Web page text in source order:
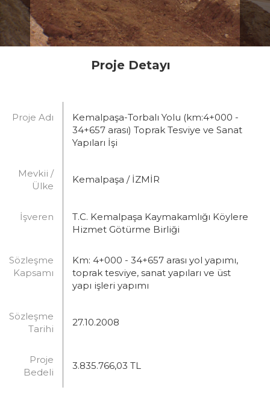
Proje Detayı
Proje Adı
Kemalpaşa-Torbalı Yolu (km:4+000 -
34+657 arası) Toprak Tesviye ve Sanat
Yapıları İşi
Mevkii /
Ülke
Kemalpaşa / İZMİR
İşveren
T.C. Kemalpaşa Kaymakamlığı Köylere
Hizmet Götürme Birliği
Sözleşme
Kapsamı
Km: 4+000 - 34+657 arası yol yapımı,
toprak tesviye, sanat yapıları ve üst
yapı işleri yapımı
Sözleşme
Tarihi
27.10.2008
Proje
Bedeli
3.835.766,03 TL